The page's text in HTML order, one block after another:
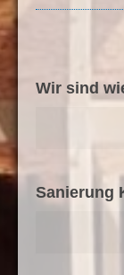
Wir sind
Sanierung